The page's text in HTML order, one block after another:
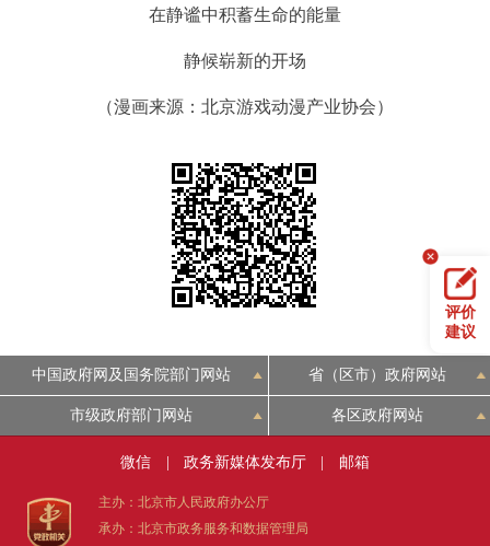
在静谧中积蓄生命的能量
静候崭新的开场
（漫画来源：北京游戏动漫产业协会）
评价
建议
中国政府网及国务院部门网站 省（区市）政府网站
市级政府部门网站 各区政府网站
微信 | 政务新媒体发布厅 | 邮箱
主办：北京市人民政府办公厅
承办：北京市政务服务和数据管理局